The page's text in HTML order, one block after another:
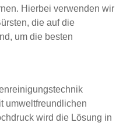
Hierbei verwenden wir
die auf die
um die besten
umweltfreundlichen
wird die Lösung in